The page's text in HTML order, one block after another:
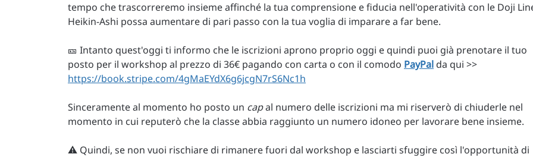
tempo che trascorreremo insieme affinché la tua comprensione e fiducia nell'operatività con le Doji
Heikin-Ashi possa aumentare di pari passo con la tua voglia di imparare a far bene.
🎫 Intanto quest'oggi ti informo che le iscrizioni aprono proprio oggi e quindi puoi già prenotare il tuo
posto per il workshop al prezzo di 36€ pagando con carta o con il comodo PayPal da qui >>
https://book.stripe.com/4gMaEYdX6g6jcgN7rS6Nc1h
Sinceramente al momento ho posto un capal numero delle iscrizioni ma mi riserverò di chiuderle nel
momento in cui reputerò che la classe abbia raggiunto un numero idoneo per lavorare bene insieme.
⚠️ Quindi, se non vuoi rischiare di rimanere fuori dal workshop e lasciarti sfuggire così l'opportunità di